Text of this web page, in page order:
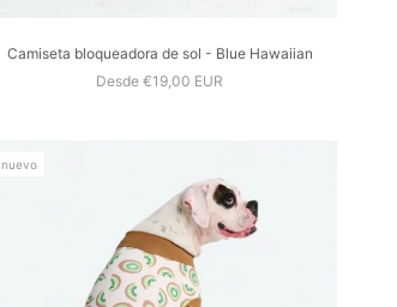
Camiseta bloqueadora de sol - Blue Hawaiian
Desde €19,00 EUR
nuevo